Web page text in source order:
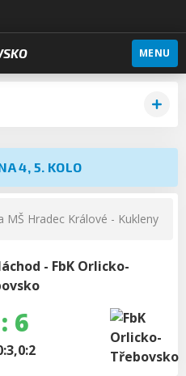
MENU
4, 5. KOLO
MŠ Hradec Králové - Kukleny
- FbK Orlicko-
6